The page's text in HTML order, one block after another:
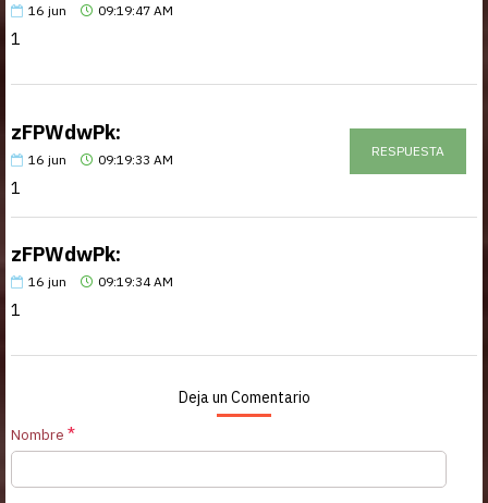
16 jun 09:19:47 AM
1
zFPWdwPk:
16 jun 09:19:33 AM
RESPUESTA
1
zFPWdwPk:
16 jun 09:19:34 AM
1
Deja un Comentario
Nombre